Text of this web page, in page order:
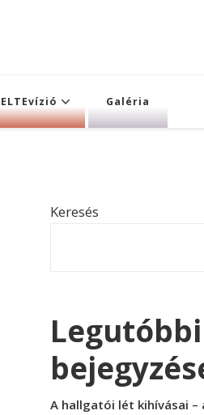
ELTEvízió Galéria
Keresés
Legutóbbi
A hallgatói lét kihívásai –